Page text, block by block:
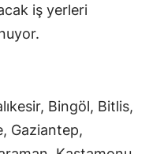
iş yerleri
Bingöl, Bitlis,
Gaziantep,